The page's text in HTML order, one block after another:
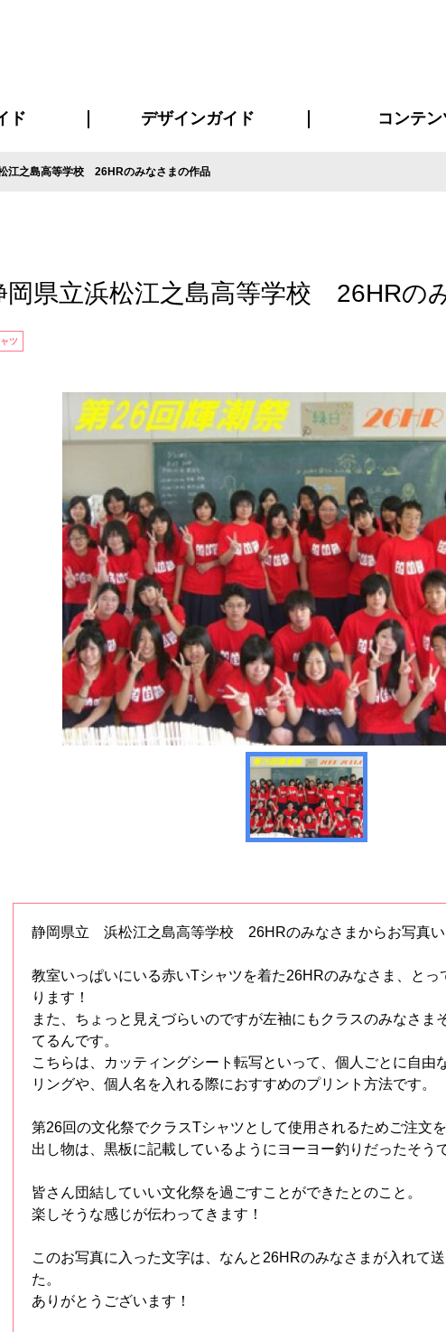
ド
ドへ
へいて
ージ
について
いて
問
デザインガイド
デザインガイド
デザイン入稿について
デザイン料について
デザインテンプレート集
デザインテンシュミレーター
書体一覧（フォント集）
プリント・加工方法
インクカラー
プリントサイズ
コンテン
江之島高等学校 26HRのみなさまの作品
県立浜松江之島高等学校 26HRの
ツ
静岡県立 浜松江之島高等学校 26HRのみなさまからお写真い
教室いっぱいにいる赤いTシャツを着た26HRのみなさま、とっ
ります！
また、ちょっと見えづらいのですが左袖にもクラスのみなさま
てるんです。
こちらは、カッティングシート転写といって、個人ごとに自由
リングや、個人名を入れる際におすすめのプリント方法です。
第26回の文化祭でクラスTシャツとして使用されるためご注文
出し物は、黒板に記載しているようにヨーヨー釣りだったそう
皆さん団結していい文化祭を過ごすことができたとのこと。
楽しそうな感じが伝わってきます！
このお写真に入った文字は、なんと26HRのみなさまが入れて
た。
ありがとうございます！